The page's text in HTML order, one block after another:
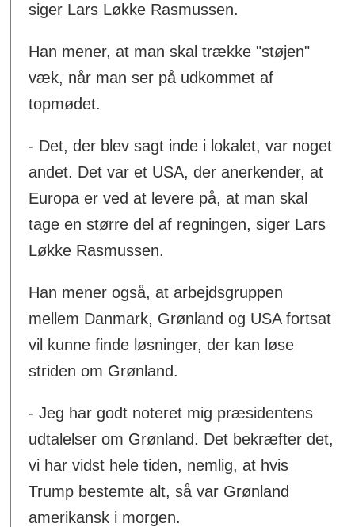
siger Lars Løkke Rasmussen.
Han mener, at man skal trække "støjen"
væk, når man ser på udkommet af
topmødet.
- Det, der blev sagt inde i lokalet, var noget
andet. Det var et USA, der anerkender, at
Europa er ved at levere på, at man skal
tage en større del af regningen, siger Lars
Løkke Rasmussen.
Han mener også, at arbejdsgruppen
mellem Danmark, Grønland og USA fortsat
vil kunne finde løsninger, der kan løse
striden om Grønland.
- Jeg har godt noteret mig præsidentens
udtalelser om Grønland. Det bekræfter det,
vi har vidst hele tiden, nemlig, at hvis
Trump bestemte alt, så var Grønland
amerikansk i morgen.